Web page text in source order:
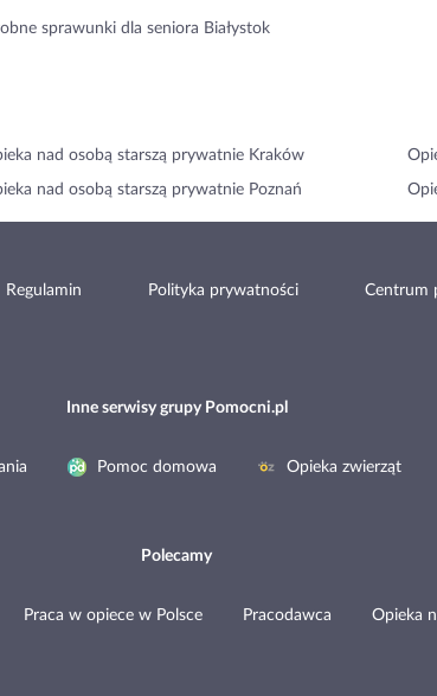
sprawunki dla seniora Białystok
nad osobą starszą prywatnie Kraków
nad osobą starszą prywatnie Poznań
Regulamin Polityka prywatności Centrum
Inne serwisy grupy Pomocni.pl
Pomoc domowa Opieka zwierząt
Polecamy
Praca w opiece w Polsce Pracodawca Opieka